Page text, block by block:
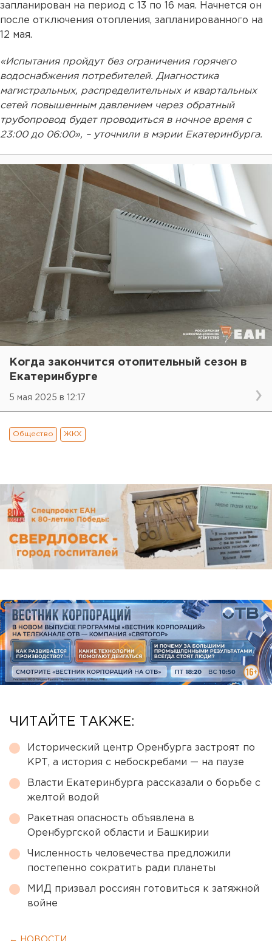
запланирован на период с 13 по 16 мая. Начнется он
после отключения отопления, запланированного на
12 мая.
«Испытания пройдут без ограничения горячего
водоснабжения потребителей. Диагностика
магистральных, распределительных и квартальных
сетей повышенным давлением через обратный
трубопровод будет проводиться в ночное время с
23:00 до 06:00», – уточнили в мэрии Екатеринбурга.
Когда закончится отопительный сезон в
Екатеринбурге
5 мая 2025 в 12:17
Общество ЖКХ
ЧИТАЙТЕ ТАКЖЕ:
Исторический центр Оренбурга застроят по
КРТ, а история с небоскребами — на паузе
Власти Екатеринбурга рассказали о борьбе с
желтой водой
Ракетная опасность объявлена в
Оренбургской области и Башкирии
Численность человечества предложили
постепенно сократить ради планеты
МИД призвал россиян готовиться к затяжной
войне